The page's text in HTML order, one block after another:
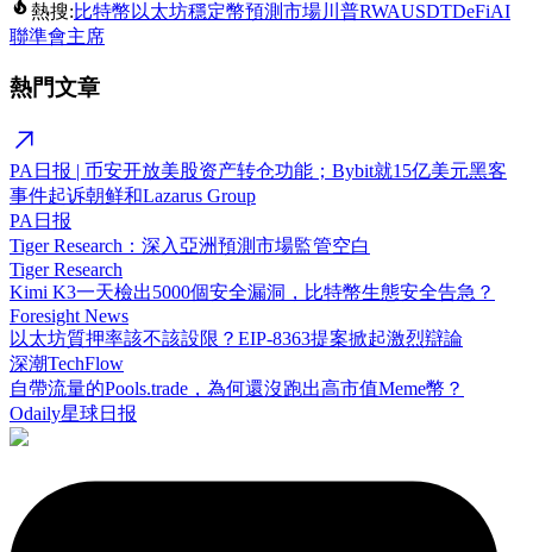
熱搜:比特幣 以太坊穩定幣預測市場川普RWAUSDTDeFiAI
聯準會主席
熱門文章
PA日报 | 币安开放美股资产转仓功能；Bybit就15亿美元黑客
事件起诉朝鲜和Lazarus Group
PA日报
Tiger Research：深入亞洲預測市場監管空白
Tiger Research
Kimi K3一天檢出5000個安全漏洞，比特幣生態安全告急？
Foresight News
以太坊質押率該不該設限？EIP-8363提案掀起激烈辯論
深潮TechFlow
自帶流量的Pools.trade，為何還沒跑出高市值Meme幣？
Odaily星球日报